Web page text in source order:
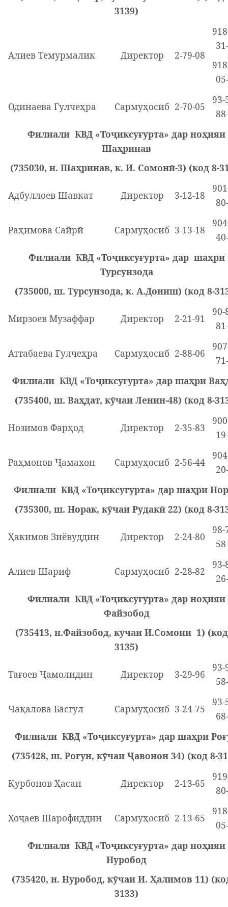
3139)
Алиев Темурмалик Директор 2-79-08
Одинаева Гулчеҳра Сармуҳосиб 2-70-05
93-
Филиали КВД «Тоҷиксуғурта» дар ноҳияи
Шаҳринав
(735030, н. Шаҳринав, к. И. Сомонӣ-3) (код 8-
Адбуллоев Шавкат Директор 3-12-18
Раҳимова Сайрӣ Сармуҳосиб 3-13-18
Филиали КВД «Тоҷиксуғурта» дар шаҳри
Турсунзода
(735000, ш. Турсунзода, к. А.Дониш) (код 8-
Мирзоев Музаффар Директор 2-21-91
90-
Аттабаева Гулчеҳра Сармуҳосиб 2-88-06
Филиали КВД «Тоҷиксуғурта» дар шаҳри
(735400, ш. Ваҳдат, кӯчаи Ленин-48) (код 8-
Нозимов Фарҳод Директор 2-35-83
Раҳмонов Ҷамахон Сармуҳосиб 2-56-44
Филиали КВД «Тоҷиксуғурта» дар шаҳри
(735300, ш. Норак, кӯчаи Рудакӣ 22) (код 8-
Ҳакимов Зиёвуддин Директор 2-24-80
98-
Алиев Шариф Сармуҳосиб 2-28-82
93-
Филиали КВД «Тоҷиксуғурта» дар ноҳияи
Файзобод
(735413, н.Файзобод, кӯчаи И.Сомони 1)
3135)
Тағоев Ҷамолидин Директор 3-29-96
93-
Чақалова Басгул Сармуҳосиб 3-24-75
93-
Филиали КВД «Тоҷиксуғурта» дар шаҳри
(735428, ш. Роғун, кӯчаи Ҷавонон 34) (код 8-
Қурбонов Ҳасан Директор 2-13-65
Хоҷаев Шарофиддин Сармуҳосиб 2-13-65
Филиали КВД «Тоҷиксуғурта» дар ноҳияи
Нуробод
(735420, н. Нуробод, кӯчаи И. Ҳалимов 11)
3133)